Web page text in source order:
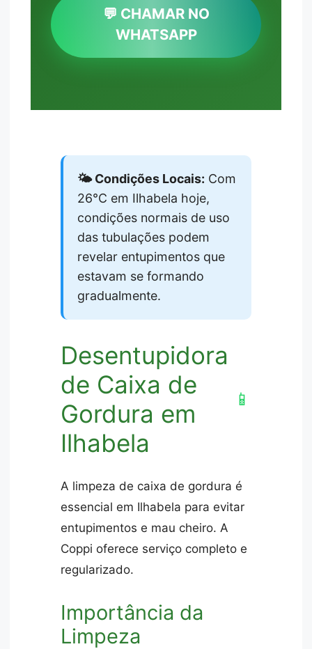
💬 CHAMAR NO
WHATSAPP
🌤️ Condições Locais: Com
26°C em Ilhabela hoje,
condições normais de uso
das tubulações podem
revelar entupimentos que
estavam se formando
gradualmente.
Desentupidora
de Caixa de
Gordura em
Ilhabela
📱
A limpeza de caixa de gordura é
essencial em Ilhabela para evitar
entupimentos e mau cheiro. A
Coppi oferece serviço completo e
regularizado.
Importância da
Limpeza